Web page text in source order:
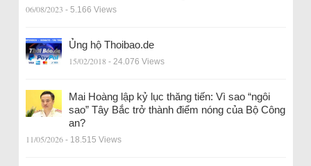
06/08/2023 - 5.166 Views
Ủng hộ Thoibao.de
15/02/2018 - 24.076 Views
Mai Hoàng lập kỷ lục thăng tiến: Vì sao “ngôi
sao” Tây Bắc trở thành điểm nóng của Bộ Công
an?
11/05/2026 - 18.515 Views